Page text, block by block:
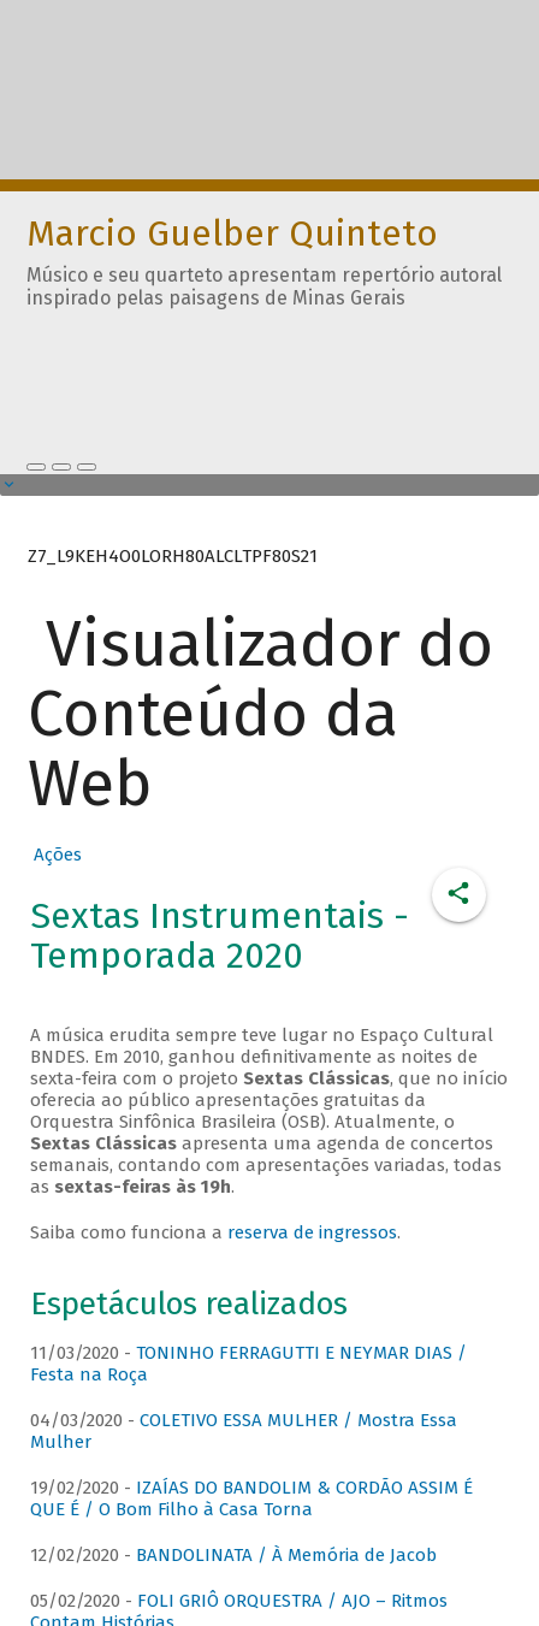
Marcio Guelber Quinteto
Músico e seu quarteto apresentam repertório autoral
inspirado pelas paisagens de Minas Gerais
Z7_L9KEH4O0LORH80ALCLTPF80S21
Visualizador do
Conteúdo da
Web
Ações
Sextas Instrumentais -
Temporada 2020
A música erudita sempre teve lugar no Espaço Cultural
BNDES. Em 2010, ganhou definitivamente as noites de
sexta-feira com o projeto Sextas Clássicas, que no início
oferecia ao público apresentações gratuitas da
Orquestra Sinfônica Brasileira (OSB). Atualmente, o
Sextas Clássicasapresenta uma agenda de concertos
semanais, contando com apresentações variadas, todas
as sextas-feiras às 19h.
Saiba como funciona a reserva de ingressos.
Espetáculos realizados
11/03/2020 - TONINHO FERRAGUTTI E NEYMAR DIAS /
Festa na Roça
04/03/2020 - COLETIVO ESSA MULHER / Mostra Essa
Mulher
19/02/2020 - IZAÍAS DO BANDOLIM & CORDÃO ASSIM É
QUE É / O Bom Filho à Casa Torna
12/02/2020 - BANDOLINATA / À Memória de Jacob
05/02/2020 - FOLI GRIÔ ORQUESTRA / AJO – Ritmos